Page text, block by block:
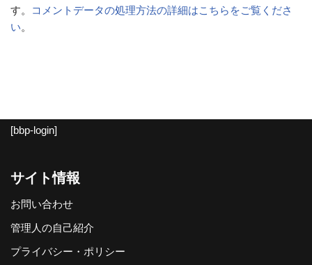
す。
コメントデータの処理方法の詳細はこちらをご覧くださ
い。
[bbp-login]
サイト情報
お問い合わせ
管理人の自己紹介
プライバシー・ポリシー